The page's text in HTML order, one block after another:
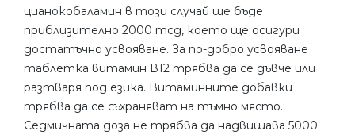
цианокобаламин в този случай ще бъде
приблизително 2000 mcg, което ще осигури
достатъчно усвояване. За по-добро усвояване
таблетка витамин В12 трябва да се дъвче или
разтваря под езика. Витаминните добавки
трябва да се съхраняват на тъмно място.
Седмичната доза не трябва да надвишава 5000